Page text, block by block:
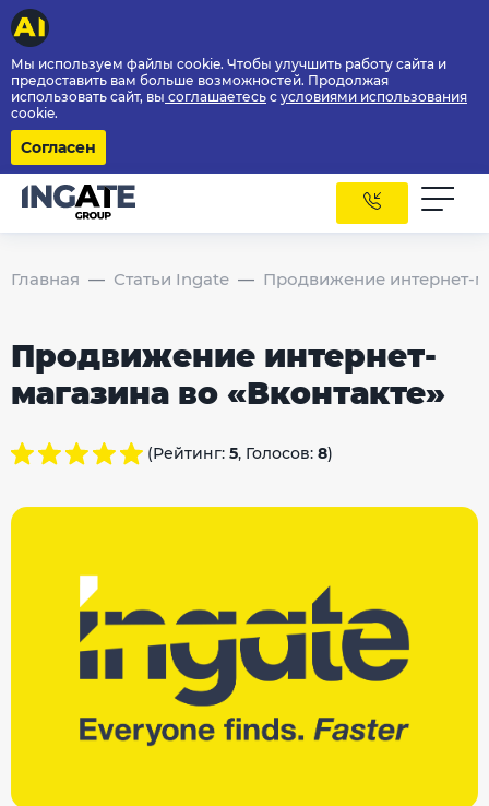
Мы используем файлы cookie. Чтобы улучшить работу сайта и
предоставить вам больше возможностей. Продолжая
использовать сайт, вы соглашаетесь с условиями использования
cookie.
Согласен
Главная Статьи Ingate Продвижение интернет-
Продвижение интернет-
магазина во «Вконтакте»
(Рейтинг: 5, Голосов: 8)